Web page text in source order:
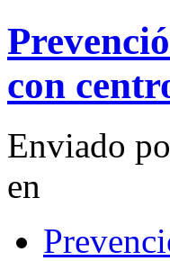
con
Enviado
en